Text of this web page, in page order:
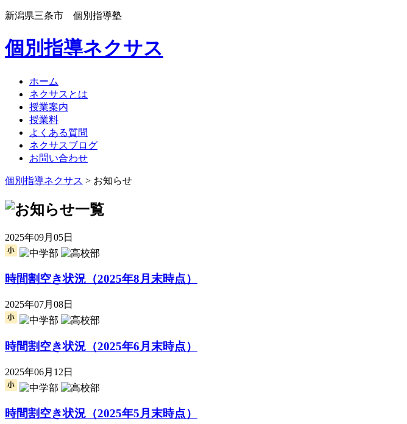
新潟県三条市 個別指導塾
個別指導ネクサス
ホーム
ネクサスとは
授業案内
授業料
よくある質問
ネクサスブログ
お問い合わせ
個別指導ネクサス > お知らせ
2025年09月05日
時間割空き状況（2025年8月末時点）
2025年07月08日
時間割空き状況（2025年6月末時点）
2025年06月12日
時間割空き状況（2025年5月末時点）